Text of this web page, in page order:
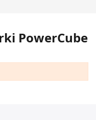
PowerCube